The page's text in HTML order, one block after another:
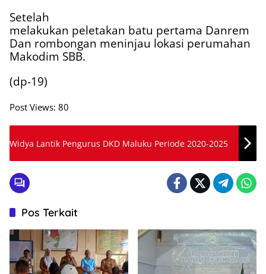
Setelah
melakukan peletakan batu pertama Danrem
Dan rombongan meninjau lokasi perumahan
Makodim SBB.
(dp-19)
Post Views: 80
Widya Lantik Pengurus DKD Maluku Periode 2020-2025
Pos Terkait